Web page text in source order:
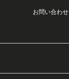
お問い合わせ